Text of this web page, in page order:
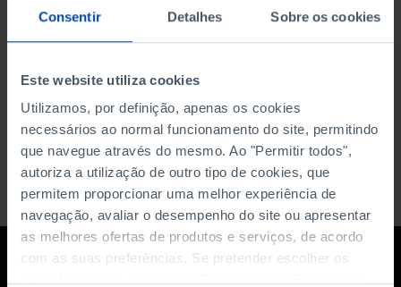
Consentir Detalhes Sobre os cookies
Este website utiliza cookies
Utilizamos, por definição, apenas os cookies
necessários ao normal funcionamento do site, permitindo
que navegue através do mesmo. Ao "Permitir todos",
autoriza a utilização de outro tipo de cookies, que
permitem proporcionar uma melhor experiência de
navegação, avaliar o desempenho do site ou apresentar
as melhores ofertas de produtos e serviços, de acordo
com as suas preferências. Se pretender escolher os
DATA DE FIM